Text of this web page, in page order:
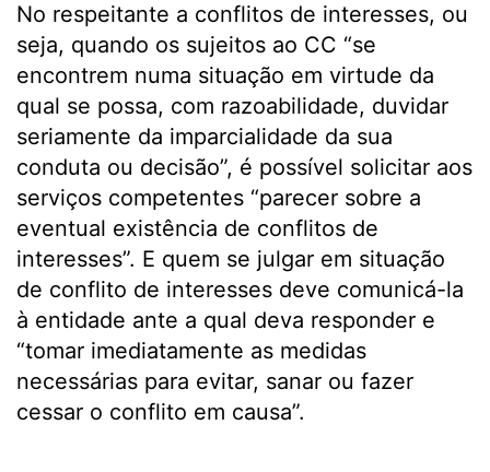
No respeitante a conflitos de interesses, ou
seja, quando os sujeitos ao CC “se
encontrem numa situação em virtude da
qual se possa, com razoabilidade, duvidar
seriamente da imparcialidade da sua
conduta ou decisão”, é possível solicitar aos
serviços competentes “parecer sobre a
eventual existência de conflitos de
interesses”. E quem se julgar em situação
de conflito de interesses deve comunicá-la
à entidade ante a qual deva responder e
“tomar imediatamente as medidas
necessárias para evitar, sanar ou fazer
cessar o conflito em causa”.